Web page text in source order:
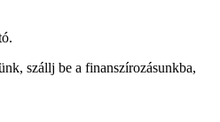
szállj be a finanszírozásunkba,